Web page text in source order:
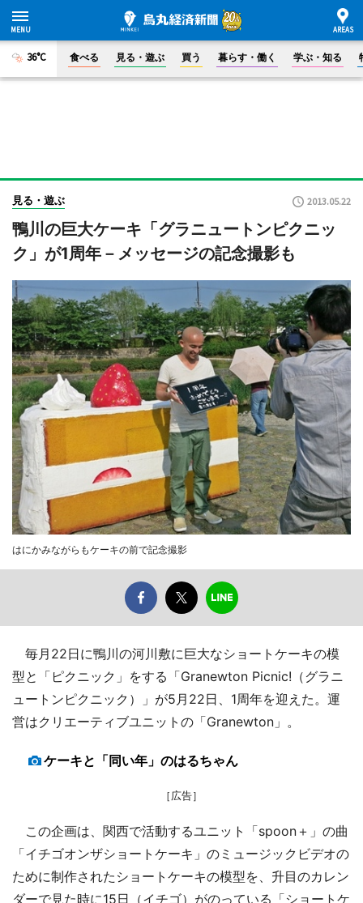
36°C 食べる 見る・遊ぶ 買う 暮らす・働く 学ぶ・知る
見る・遊ぶ 2013.05.22
鴨川の巨大ケーキ「グラニュートンピクニッ
ク」が1周年－メッセージの記念撮影も
はにかみながらもケーキの前で記念撮影
毎月22日に鴨川の河川敷に巨大なショートケーキの模
型と「ピクニック」をする「Granewton Picnic!（グラニ
ュートンピクニック）」が5月22日、1周年を迎えた。運
営はクリエーティブユニットの「Granewton」。
ケーキと「同い年」のはるちゃん
［広告］
この企画は、関西で活動するユニット「spoon＋」の曲
「イチゴオンザショートケーキ」のミュージックビデオの
ために制作されたショートケーキの模型を、升目のカレン
ダーで見た時に15日（イチゴ）がのっている「ショートケ